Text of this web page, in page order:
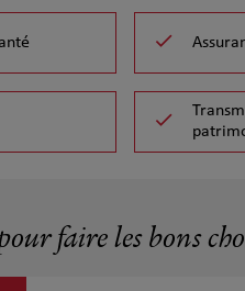
faire les bons